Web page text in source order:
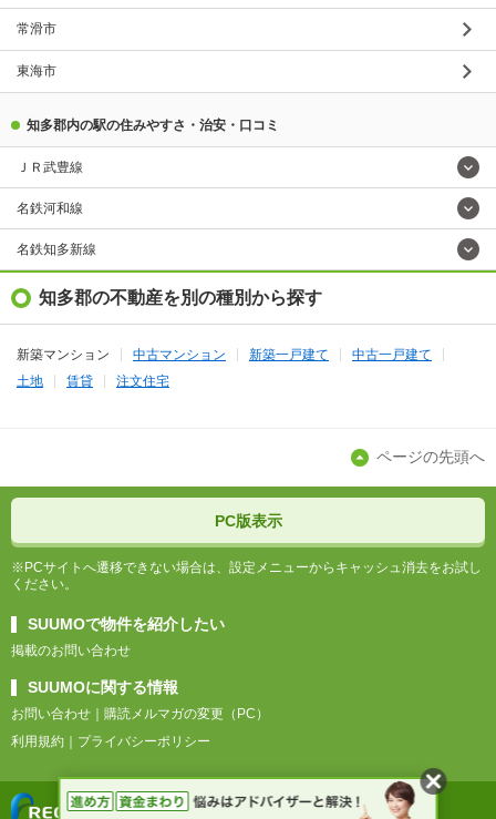
常滑市
東海市
知多郡内の駅の住みやすさ・治安・口コミ
ＪＲ武豊線
名鉄河和線
名鉄知多新線
知多郡の不動産を別の種別から探す
新築マンション 中古マンション 新築一戸建て
中古一戸建て
土地
賃貸 注文住宅
ページの先頭へ
PC版表示
※PCサイトへ遷移できない場合は、設定メニューからキャッシュ消去をお試し
ください。
SUUMOで物件を紹介したい
掲載のお問い合わせ
SUUMOに関する情報
お問い合わせ
購読メルマガの変更（PC）
利用規約
プライバシーポリシー